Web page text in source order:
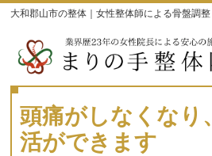
大和郡山市の整体｜女性整体師による骨盤調
頭痛がしなくなり
活ができます